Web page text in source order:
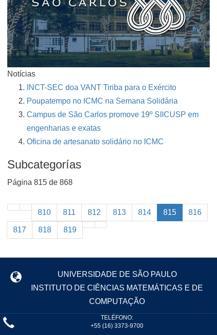
Notícias
INCT-SEC doa VANT Tiriba para o Exército
Poupatempo no ICMC na Semana Solidária
Campus de São Carlos promove 19º SIICUSP em
engenharias e exatas
Oficina de artesanato solidário no ICMC
Subcategorías
Página 815 de 868
810 811 812 813 814 815 816
817 818 819
UNIVERSIDADE DE SÃO PAULO
INSTITUTO DE CIÊNCIAS MATEMÁTICAS E DE
COMPUTAÇÃO
TELÉFONO:
+55 (16) 3373-9700